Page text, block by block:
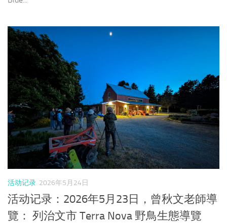
活动记录 2026年5月24日
活动记录：2026年5月23日，曾秋文老師導
覽： 列治文市 Terra Nova 野鳥生態導覽